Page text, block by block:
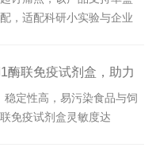
，适配科研小实验与企业
酶联免疫试剂盒，助力
定性高，易污染食品与饲
免疫试剂盒灵敏度达